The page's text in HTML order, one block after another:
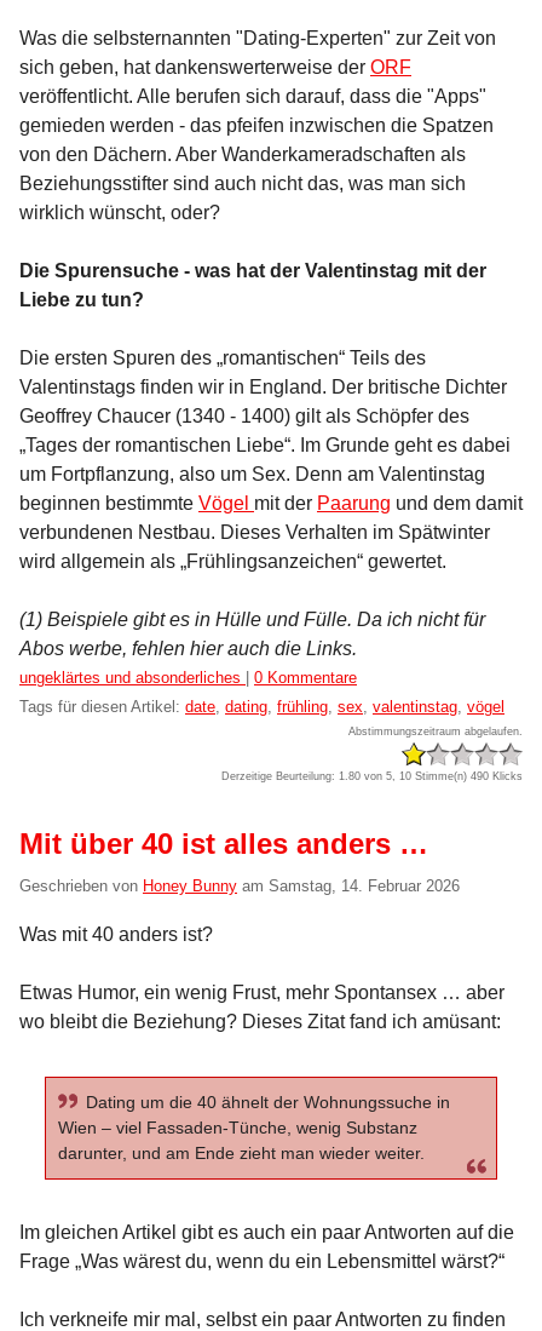
Was die selbsternannten "Dating-Experten" zur Zeit von
sich geben, hat dankenswerterweise der ORF
veröffentlicht. Alle berufen sich darauf, dass die "Apps"
gemieden werden - das pfeifen inzwischen die Spatzen
von den Dächern. Aber Wanderkameradschaften als
Beziehungsstifter sind auch nicht das, was man sich
wirklich wünscht, oder?
Die Spurensuche - was hat der Valentinstag mit der
Liebe zu tun?
Die ersten Spuren des „romantischen“ Teils des
Valentinstags finden wir in England. Der britische Dichter
Geoffrey Chaucer (1340 - 1400) gilt als Schöpfer des
„Tages der romantischen Liebe“. Im Grunde geht es dabei
um Fortpflanzung, also um Sex. Denn am Valentinstag
beginnen bestimmte Vögel mit der Paarung und dem damit
verbundenen Nestbau. Dieses Verhalten im Spätwinter
wird allgemein als „Frühlingsanzeichen“ gewertet.
(1) Beispiele gibt es in Hülle und Fülle. Da ich nicht für
Abos werbe, fehlen hier auch die Links.
Kategorien:
ungeklärtes und absonderliches
0 Kommentare
Tags für diesen Artikel: date, dating, frühling, sex, valentinstag, vögel
Abstimmungszeitraum abgelaufen.
Derzeitige Beurteilung: 1.80 von 5, 10 Stimme(n) 490 Klicks
Mit über 40 ist alles anders …
Geschrieben von Honey Bunny am Samstag, 14. Februar 2026
Was mit 40 anders ist?
Etwas Humor, ein wenig Frust, mehr Spontansex … aber
wo bleibt die Beziehung? Dieses Zitat fand ich amüsant:
Dating um die 40 ähnelt der Wohnungssuche in
Wien – viel Fassaden-Tünche, wenig Substanz
darunter, und am Ende zieht man wieder weiter.
Im gleichen Artikel gibt es auch ein paar Antworten auf die
Frage „Was wärest du, wenn du ein Lebensmittel wärst?“
Ich verkneife mir mal, selbst ein paar Antworten zu finden